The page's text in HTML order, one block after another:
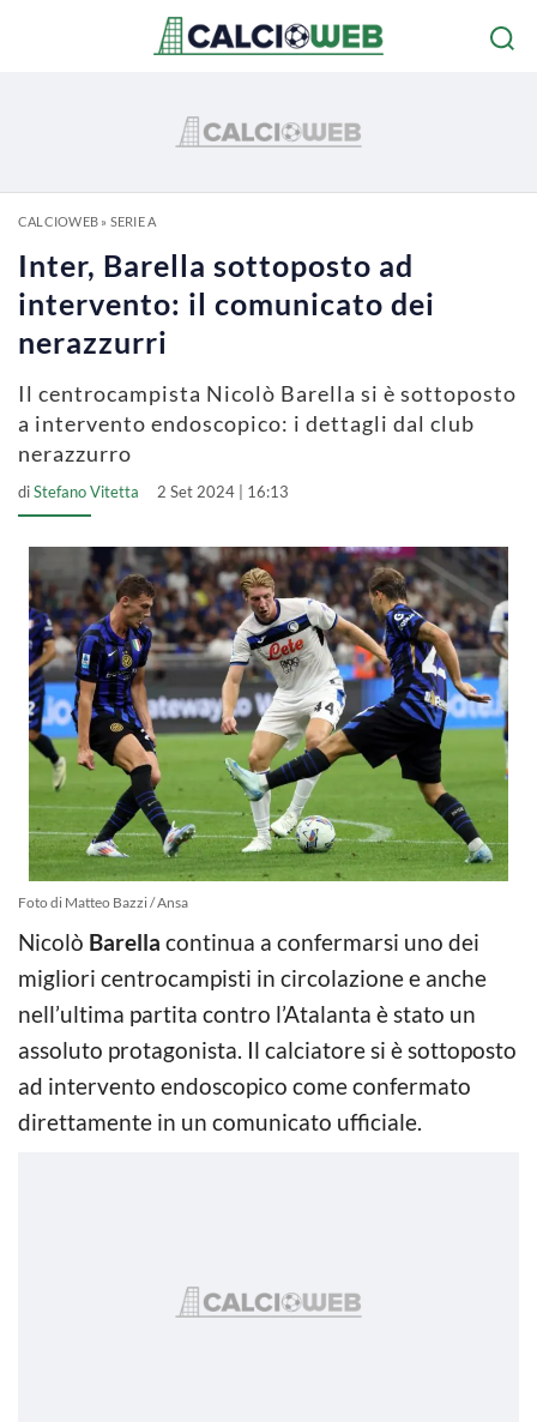
CALCIOWEB» SERIE A
Inter, Barella sottoposto ad
intervento: il comunicato dei
nerazzurri
Il centrocampista Nicolò Barella si è sottoposto
a intervento endoscopico: i dettagli dal club
nerazzurro
diStefano Vitetta 2 Set 2024 | 16:13
Foto di Matteo Bazzi / Ansa
Nicolò Barella continua a confermarsi uno dei
migliori centrocampisti in circolazione e anche
nell’ultima partita contro l’Atalanta è stato un
assoluto protagonista. Il calciatore si è sottoposto
ad intervento endoscopico come confermato
direttamente in un comunicato ufficiale.